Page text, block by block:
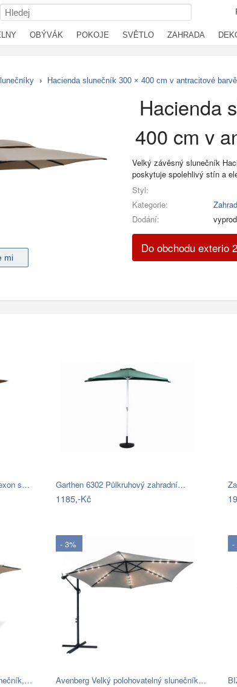
OBÝVÁK POKOJE SVĚTLO ZAHRADA
› Hacienda slunečník 300 × 400 cm v antracitové barvě
Hacienda
400 cm v
Velký závěsný slunečník
poskytuje spolehlivý stín a
Styl:
Kategorie:
Dodání:
Do obchodu exterio
s… Garthen 6302 Půlkruhový zahradní…
1185,-Kč
- 3%
Avenberg Velký polohovatelný slunečník…
-